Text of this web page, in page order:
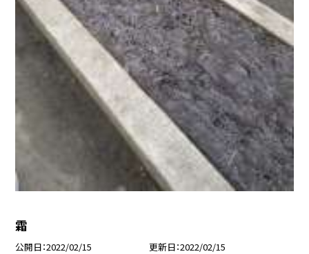
霜
公開日 2022/02/15 更新日 2022/02/15